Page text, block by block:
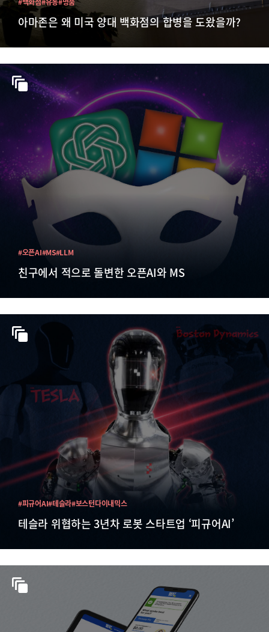
아마존은 왜 미국 양대 백화점의 합병을 도왔을까?
친구에서 적으로 돌변한 오픈AI와 MS
#오픈AI#MS#LLM
테슬라 위협하는 3년차 로봇 스타트업 ‘피규어AI’
#피규어AI#테슬라#보스턴다이내믹스